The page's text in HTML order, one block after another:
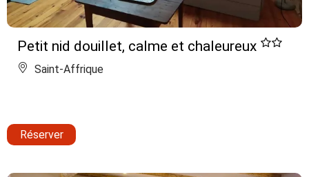
Petit nid douillet, calme et chaleureux
Saint-Affrique
Réserver